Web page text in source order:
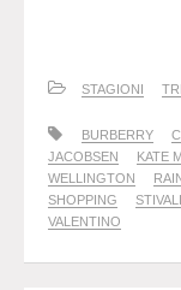
STAGIONI
BURBERRY
JACOBSEN
KATE
WELLINGTON
SHOPPING
VALENTINO